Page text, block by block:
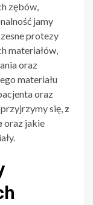
zębów,
jamy
protezy
materiałów,
oraz
materiału
oraz
się, z
oraz jakie